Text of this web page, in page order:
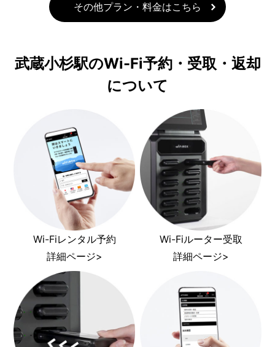
その他プラン・料金はこちら
武蔵小杉駅のWi-Fi予約・受取・返却
について
Wi-Fiレンタル予約
詳細ページ>
Wi-Fiルーター受取
詳細ページ>